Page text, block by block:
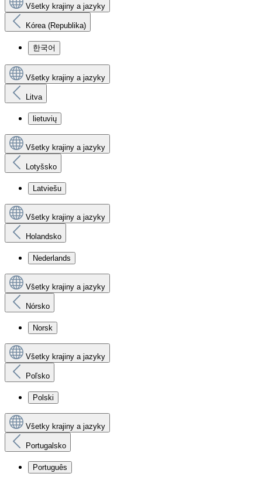
Všetky krajiny a jazyky
Kórea (Republika)
한국어
Všetky krajiny a jazyky
Litva
lietuvių
Všetky krajiny a jazyky
Lotyšsko
Latviešu
Všetky krajiny a jazyky
Holandsko
Nederlands
Všetky krajiny a jazyky
Nórsko
Norsk
Všetky krajiny a jazyky
Poľsko
Polski
Všetky krajiny a jazyky
Portugalsko
Português